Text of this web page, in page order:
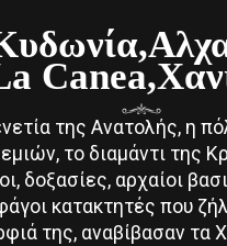
Canea,
της Ανατολής, η
το διαμάντι της
δοξασίες, αρχαίοι
κατακτητές που
της, αναβίβασαν τα